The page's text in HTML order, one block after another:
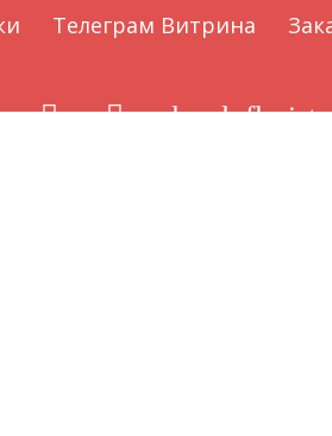
Телеграм Витрина
local_florist